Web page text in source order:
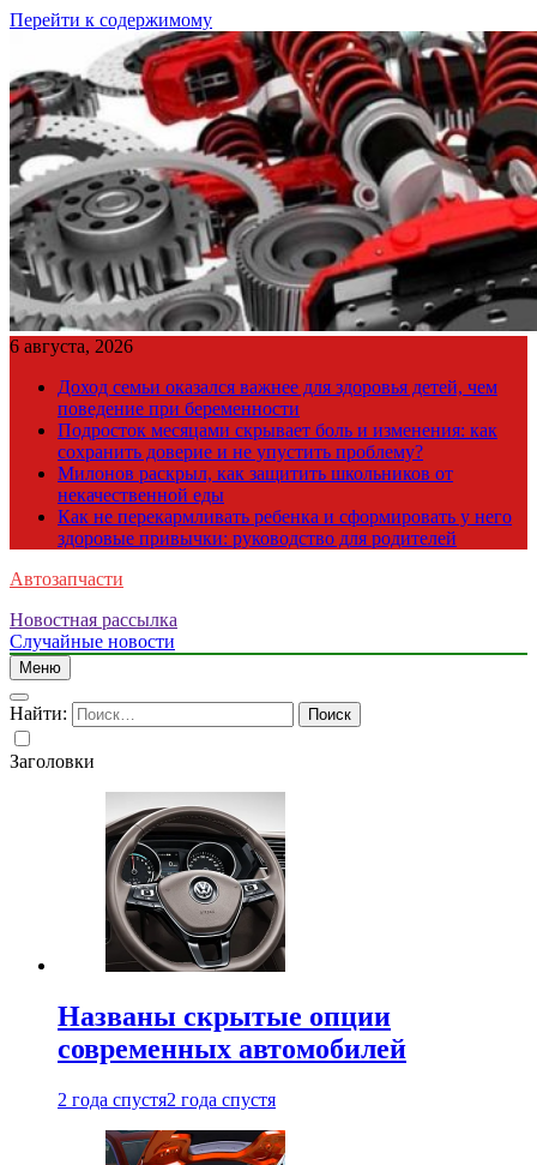
Перейти к содержимому
6 августа, 2026
Доход семьи оказался важнее для здоровья детей, чем
поведение при беременности
Подросток месяцами скрывает боль и изменения: как
сохранить доверие и не упустить проблему?
Милонов раскрыл, как защитить школьников от
некачественной еды
Как не перекармливать ребенка и сформировать у него
здоровые привычки: руководство для родителей
Автозапчасти
Новостная рассылка
Случайные новости
Меню
Найти:
Заголовки
Названы скрытые опции
современных автомобилей
2 года спустя2 года спустя